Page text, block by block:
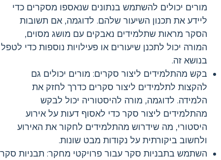
מורים יכולים להשתמש בנתונים שנאספו מסקרים כדי
ליידע את תכנון השיעור שלהם. לדוגמה, אם תשובות
הסקר מראות שתלמידים נאבקים עם מושג מסוים,
המורה יכול לתכנן שיעורים או פעילויות נוספות כדי לטפל
בנושא זה.
בקש מהתלמידים ליצור סקרים: מורים יכולים גם
להקצות לתלמידים ליצור סקרים כדרך לחזק את
הלמידה. לדוגמה, מורה להיסטוריה יכול לבקש
מהתלמידים ליצור סקר כדי לאסוף דעות על אירוע
היסטורי, מה שידרוש מהתלמידים לחקור את האירוע
ולחשוב ביקורתית על נקודות מבט שונות.
השתמש בתבניות סקר עבור פרויקטי מחקר: תבניות סקר